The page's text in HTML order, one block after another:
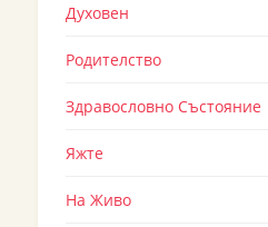
Духовен
Родителство
Здравословно Състояние
Яжте
На Живо